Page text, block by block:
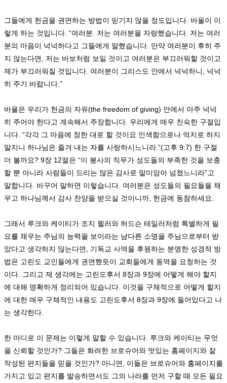
그들에게 헌금을 권면하는 방법이 믿기지 않을 정도입니다 바울이 이
렇게 하는 것입니다 . “여러분 저는 여러분을 자랑했습니다 저는 여러
분의 마음이 넉넉하다고 그들에게 말했습니다 만약 여러분이 후히 주
지 않는다면
저는 바보처럼 보일 것이고 여러분은 부끄러워할 것이고
제가 부끄러워질 것입니다 여러분이 그리스도 안에서 넉넉하니
넉넉
히 주기 바랍니다 .”
바울은 우리가 헌금의 자유(the freedom of giving) 안에서 아주 넉넉
히 주어야 한다고 계속해서 주장합니다 우리에게 매우 친숙한 구절입
니다 . “각각 그 마음에 정한 대로 할 것이요 인색함으로나 억지로 하지
말지니 하나님은 즐겨 내는 자를 사랑하시느니라 .”(고후 9:7) 한 구절
더 볼까요? 9장 12절은 “이 봉사의 직무가 성도들의 부족한 것을 보충
할 뿐 아니라 사람들이 드리는 많은 감사로 말미암아 넘쳤느니라”고
말합니다 바꾸어 말하면 이렇습니다 여러분은 성도들의 필요들을 채
우고 하나님께서 감사 찬양을 받으실 것이니까 헌금에 동참하세요
그래서 루크와 케이티가 조지 뮐러와 허드슨 테일러처럼 특별하게 필
요를 채우는 주님의 능력을 보이라는 남다른 소명을 주님으로부터 받
았다고 생각하지 않는다면
기독교 사역을 후원하는 분명한 성경적 방
법은 고린도 교인들에게 권면했듯이 교회들에게 동역을 요청하는 것
이다
그리고 제 생각에는 고린도후서 8장과 9장에 어떻게 해야 할지
에 대해 명확하게 정리되어 있습니다 이것을 구체적으로 어떻게 할지
에 대한 매우 구체적인 내용도 고린도후서 8장과 9장에 들어있다고 나
는 생각한다
한 마디로 이 문제는 이렇게 말할 수 있습니다 루크와 케이티는 무엇
을 신뢰할 것인가? 그들은 화려한 브로슈어와 멋있는 홈페이지와 잘
작성된 편지들을 믿을 것인가? 아니면
이들은 브로슈어와 홈페이지를
가지고 있고 편지를 발송하면서도 그의 나라를 먼저 구할 때 모든 필요